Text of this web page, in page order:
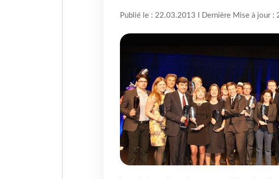
Publié le : 22.03.2013 I Dernière Mise à jour :